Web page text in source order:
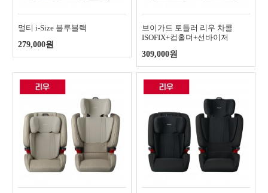
멀티 i-Size 블루블랙
279,000원
브이가드 토들러 리우 차콜
ISOFIX+컵홀더+선바이저
309,000원